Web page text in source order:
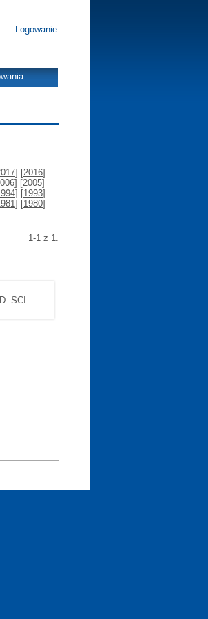
Logowanie
] [2016]
] [2005]
] [1993]
] [1980]
1-1 z 1.
SCI.